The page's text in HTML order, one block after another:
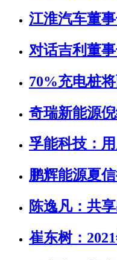
江淮汽车董
对话吉利董
70%充电桩
奇瑞新能源
孚能科技：
鹏辉能源夏
陈逸凡：共
崔东树：